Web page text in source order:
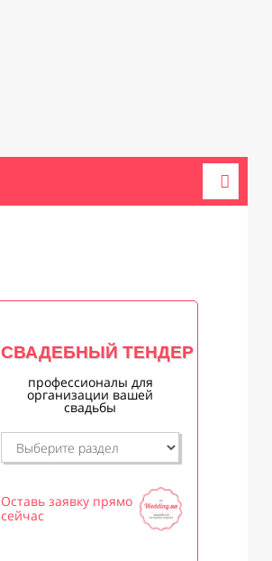
СВАДЕБНЫЙ ТЕНДЕР
профессионалы для
организации вашей
свадьбы
Оставь заявку прямо
сейчас